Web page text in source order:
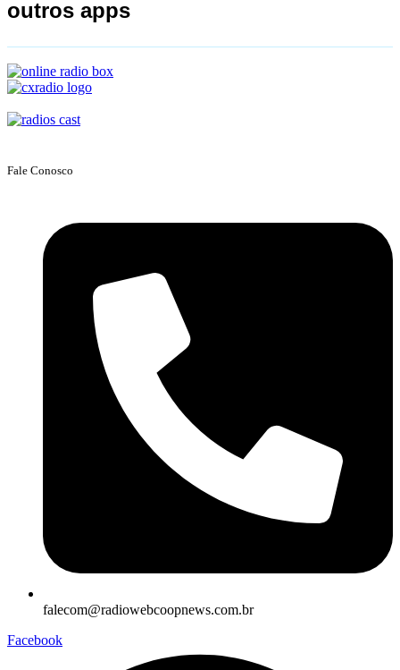
outros apps
Fale Conosco
falecom@radiowebcoopnews.com.br
Facebook